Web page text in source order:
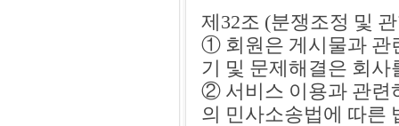
제32조 (분쟁조정 및
① 회원은 게시물과 관
기 및 문제해결은 회
② 서비스 이용과 관련
의 민사소송법에 따른